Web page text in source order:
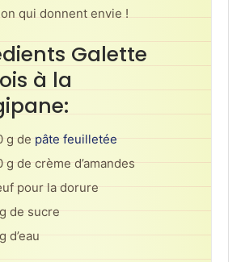
qui donnent envie !
Galette
à la
g de pâte feuilletée
g de crème d’amandes
pour la dorure
de sucre
d’eau